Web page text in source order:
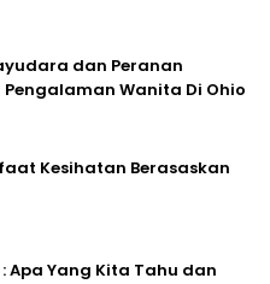
dan Peranan
Wanita Di Ohio
Kesihatan Berasaskan
Apa Yang Kita Tahu dan